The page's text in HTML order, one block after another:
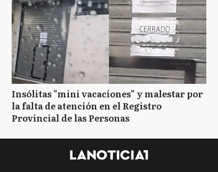
Insólitas "mini vacaciones" y malestar por
la falta de atención en el Registro
Provincial de las Personas